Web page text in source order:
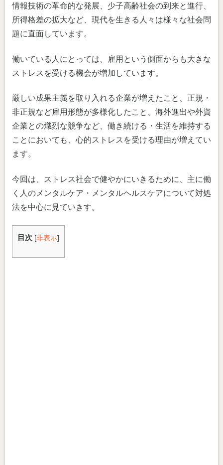
情報技術の革命的な発展、少子高齢社会の到来と進行、
所得格差の拡大など、現代を生きる人々は様々な社会問
題に直面しています。
働いている人にとっては、雇用という側面からも大きな
ストレスを受ける機会が増加しています。
厳しい成果主義を取り入れる企業が増えたこと、正規・
非正規など雇用形態が多様化したこと、海外進出や外資
企業との熾烈な競争など、働き続ける・生活を維持する
ことにおいても、心的ストレスを受ける理由が増えてい
ます。
今回は、ストレス社会で健やかにいきるために、主に働
く人のメンタルケア・メンタルヘルスケアについて対処
法を中心に見ていきす。
目次 [非表示]